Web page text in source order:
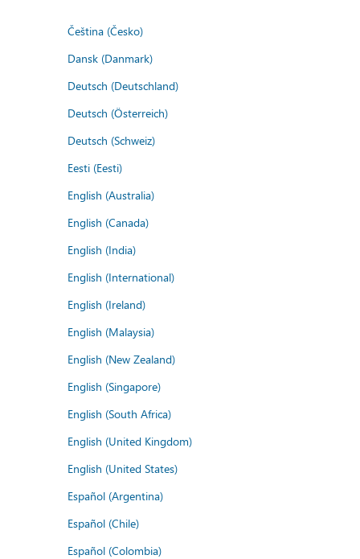
Čeština (Česko)
Dansk (Danmark)
Deutsch (Deutschland)
Deutsch (Österreich)
Deutsch (Schweiz)
Eesti (Eesti)
English (Australia)
English (Canada)
English (India)
English (International)
English (Ireland)
English (Malaysia)
English (New Zealand)
English (Singapore)
English (South Africa)
English (United Kingdom)
English (United States)
Español (Argentina)
Español (Chile)
Español (Colombia)